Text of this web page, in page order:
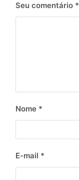
Seu comentário *
Nome *
E-mail *